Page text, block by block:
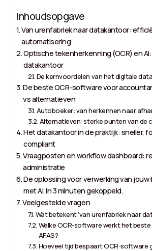
Inhoudsopgave
Van urenfabriek naar datakantoor:
automatisering
Optische tekenherkenning (OCR) en
datakantoor
De kernvoordelen van het digitale
De beste OCR-software voor
vs alternatieven
Autoboeker: van herkennen naar
Alternatieven: sterke punten van de
Het datakantoor in de praktijk: sneller,
compliant
Vraagposten en workflow dashboard:
administratie
De oplossing voor verwerking van
met AI. In 3 minuten gekoppeld.
Veelgestelde vragen
Wat betekent ‘van urenfabriek naar
Welke OCR-software werkt het
AFAS?
Hoeveel tijd bespaart OCR-software